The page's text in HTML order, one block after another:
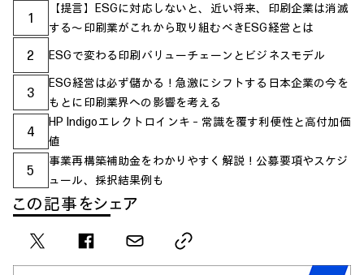
1
【提言】ESGに対応しないと、近い将来、印刷企業は消滅
する〜印刷業がこれから取り組むべきESG経営とは
2 ESGで変わる印刷バリューチェーンとビジネスモデル
3
ESG経営は必ず儲かる！急激にシフトする日本企業の今を
もとに印刷業界への影響を考える
4
HP Indigoエレクトロインキ – 常識を覆す利便性と高付加価
値
5
事業再構築補助金をわかりやすく解説！公募要項やスケジ
ュール、採択結果例も
この記事をシェア